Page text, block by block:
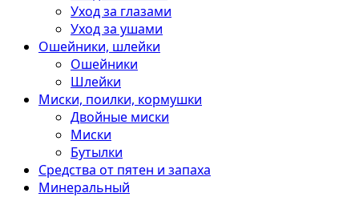
Уход за глазами
Уход за ушами
Ошейники, шлейки
Ошейники
Шлейки
Миски, поилки, кормушки
Двойные миски
Миски
Бутылки
Средства от пятен и запаха
Минеральный